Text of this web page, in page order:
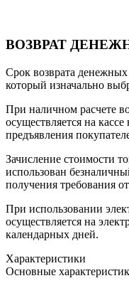
ВОЗВРАТ
Срок возврата денежных
который изначально
При наличном расчете
осуществляется на
предъявления
Зачисление стоимости
использован
получения требования
При использовании
осуществляется на
календарных дней.
Характеристики
Основные